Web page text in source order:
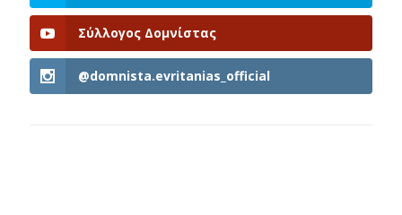
Σύλλογος Δομνίστας
@domnista.evritanias_official